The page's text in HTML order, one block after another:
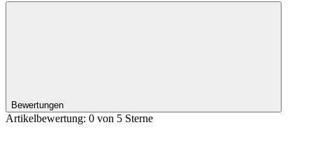
Bewertungen
Artikelbewertung: 0 von 5 Sterne